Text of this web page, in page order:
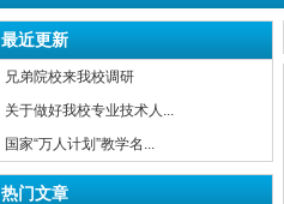
最近更新
兄弟院校来我校调研
关于做好我校专业技术人...
国家“万人计划”教学名...
热门文章